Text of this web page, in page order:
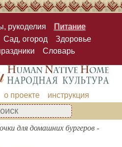
рукоделия
Питание
Сад, огород
Здоровье
Словарь
о проекте инструкция
для домашних бургеров -